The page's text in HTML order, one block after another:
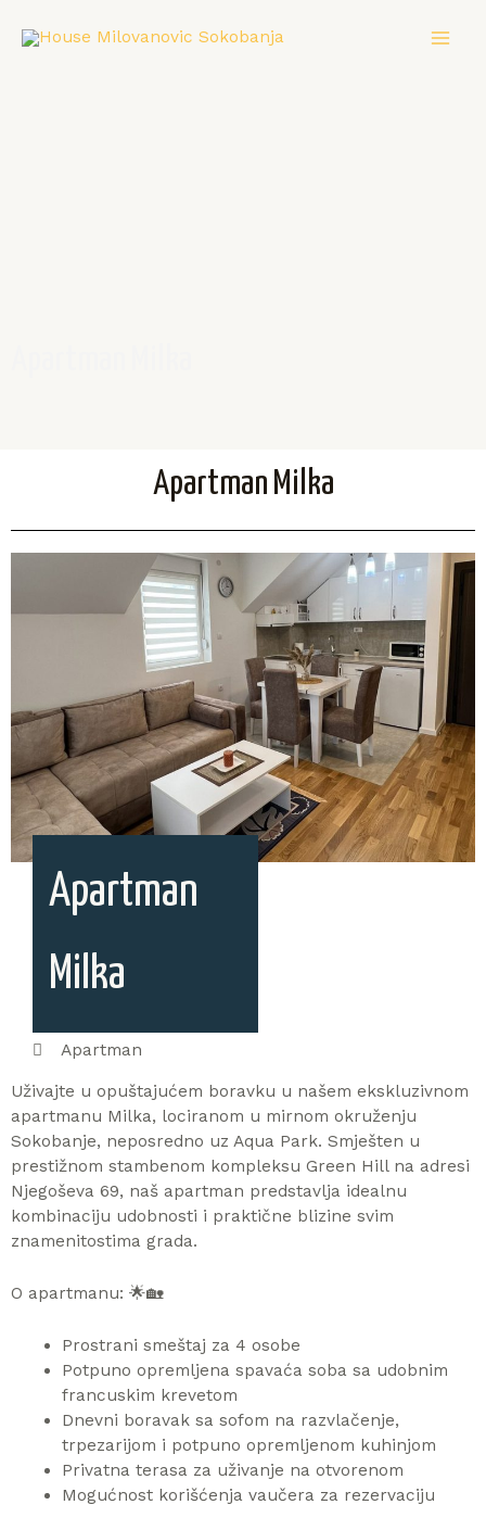
Apartman Milka
Apartman
Milka
Apartman
Uživajte u opuštajućem boravku u našem ekskluzivnom
apartmanu Milka, lociranom u mirnom okruženju
Sokobanje, neposredno uz Aqua Park. Smješten u
prestižnom stambenom kompleksu Green Hill na adresi
Njegoševa 69, naš apartman predstavlja idealnu
kombinaciju udobnosti i praktične blizine svim
znamenitostima grada.
O apartmanu: 🌟🏡
Prostrani smeštaj za 4 osobe
Potpuno opremljena spavaća soba sa udobnim
francuskim krevetom
Dnevni boravak sa sofom na razvlačenje,
trpezarijom i potpuno opremljenom kuhinjom
Privatna terasa za uživanje na otvorenom
Mogućnost korišćenja vaučera za rezervaciju